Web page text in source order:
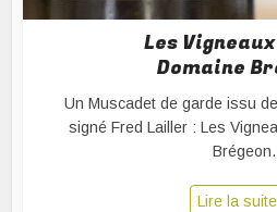
Les
Domaine
Un Muscadet de garde issu
signé Fred Lailler : Les
Brégeon.
Lire la